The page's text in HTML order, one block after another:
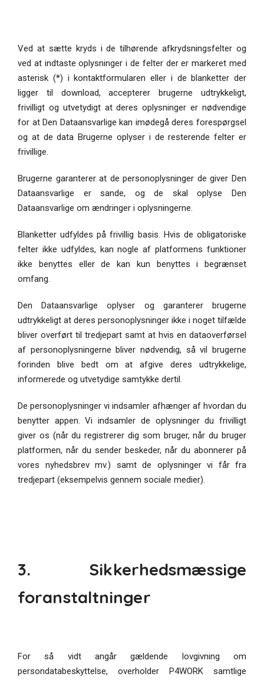
Ved at sætte kryds i de tilhørende afkrydsningsfelter og
ved at indtaste oplysninger i de felter der er markeret med
asterisk (*) i kontaktformularen eller i de blanketter der
ligger til download, accepterer brugerne udtrykkeligt,
frivilligt og utvetydigt at deres oplysninger er nødvendige
for at Den Dataansvarlige kan imødegå deres forespørgsel
og at de data Brugerne oplyser i de resterende felter er
frivillige.
Brugerne garanterer at de personoplysninger de giver Den
Dataansvarlige er sande, og de skal oplyse Den
Dataansvarlige om ændringer i oplysningerne.
Blanketter udfyldes på frivillig basis. Hvis de obligatoriske
felter ikke udfyldes, kan nogle af platformens funktioner
ikke benyttes eller de kan kun benyttes i begrænset
omfang.
Den Dataansvarlige oplyser og garanterer brugerne
udtrykkeligt at deres personoplysninger ikke i noget tilfælde
bliver overført til tredjepart samt at hvis en dataoverførsel
af personoplysningerne bliver nødvendig, så vil brugerne
forinden blive bedt om at afgive deres udtrykkelige,
informerede og utvetydige samtykke dertil.
De personoplysninger vi indsamler afhænger af hvordan du
benytter appen. Vi indsamler de oplysninger du frivilligt
giver os (når du registrerer dig som bruger, når du bruger
platformen, når du sender beskeder, når du abonnerer på
vores nyhedsbrev mv.) samt de oplysninger vi får fra
tredjepart (eksempelvis gennem sociale medier).
3. Sikkerhedsmæssige
foranstaltninger
For så vidt angår gældende lovgivning om
persondatabeskyttelse, overholder P4WORK samtlige